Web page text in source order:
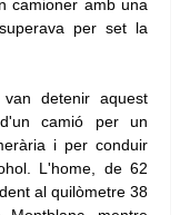
detenir aquest
camió per un
i per conduir
L'home, de 62
al quilòmetre 38